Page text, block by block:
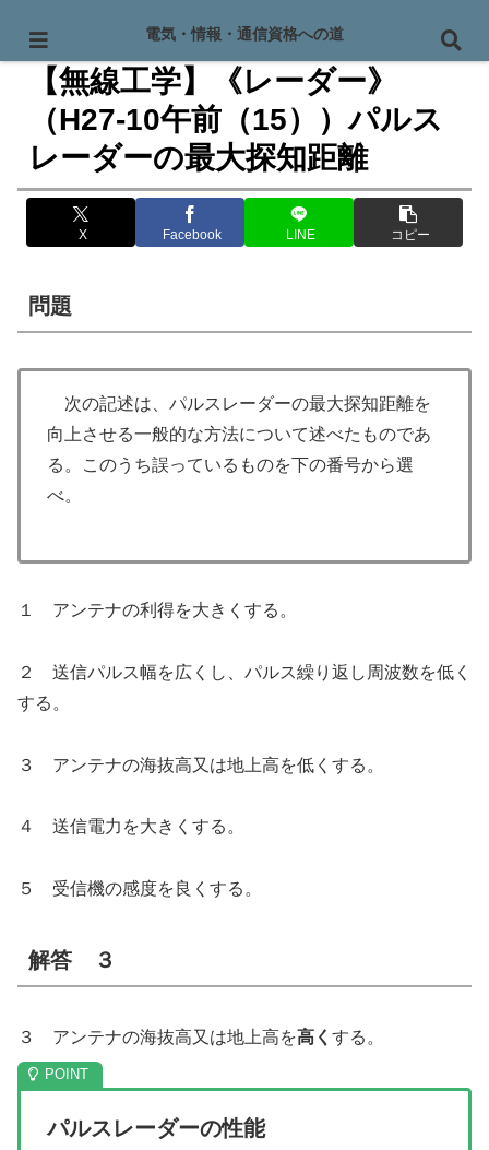
PR
【無線工学】《レーダー》
（H27-10午前（15））パルス
レーダーの最大探知距離
X Facebook LINE コピー
問題
次の記述は、パルスレーダーの最大探知距離を
向上させる一般的な方法について述べたものであ
る。このうち誤っているものを下の番号から選
べ。
１ アンテナの利得を大きくする。
２ 送信パルス幅を広くし、パルス繰り返し周波数を低く
する。
３ アンテナの海抜高又は地上高を低くする。
４ 送信電力を大きくする。
５ 受信機の感度を良くする。
解答 ３
３ アンテナの海抜高又は地上高を高く する。
パルスレーダーの性能
電気・情報・通信資格への道